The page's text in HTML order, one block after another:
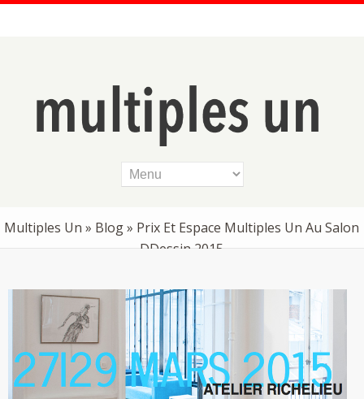
Multiples Un » Blog» Prix Et Espace Multiples Un Au Salon
DDessin 2015